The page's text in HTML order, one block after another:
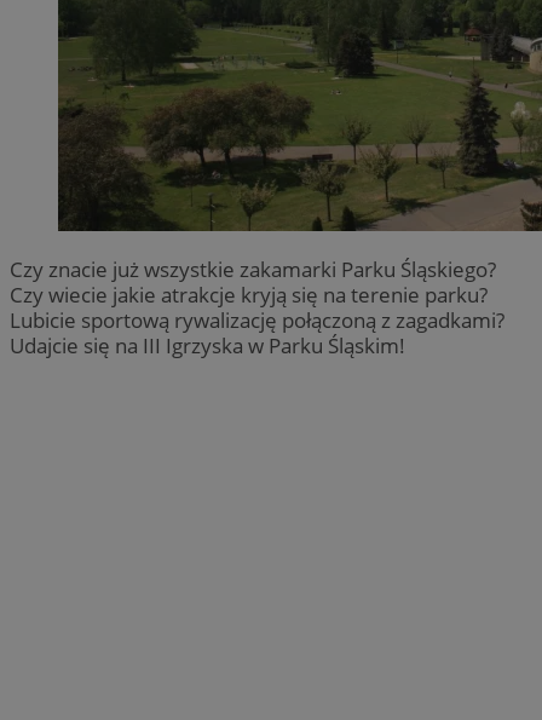
Czy znacie już wszystkie zakamarki Parku Śląskiego?
Czy wiecie jakie atrakcje kryją się na terenie parku?
Lubicie sportową rywalizację połączoną z zagadkami?
Udajcie się na III Igrzyska w Parku Śląskim!